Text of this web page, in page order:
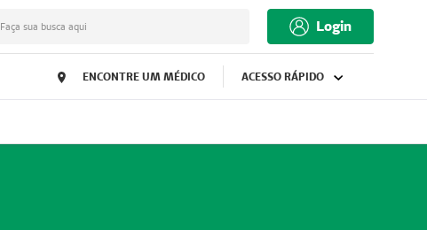
Faça sua busca aqui Login
ENCONTRE UM MÉDICO ACESSO RÁPIDO